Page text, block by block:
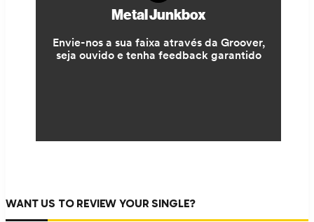
WANT US TO REVIEW YOUR SINGLE?